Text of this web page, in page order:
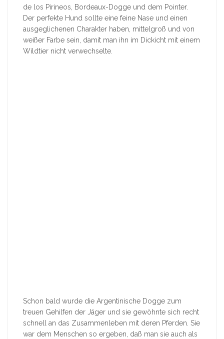
de los Pirineos, Bordeaux-Dogge und dem Pointer.
Der perfekte Hund sollte eine feine Nase und einen
ausgeglichenen Charakter haben, mittelgroß und von
weißer Farbe sein, damit man ihn im Dickicht mit einem
Wildtier nicht verwechselte.
Schon bald wurde die Argentinische Dogge zum
treuen Gehilfen der Jäger und sie gewöhnte sich recht
schnell an das Zusammenleben mit deren Pferden. Sie
war dem Menschen so ergeben, daß man sie auch als